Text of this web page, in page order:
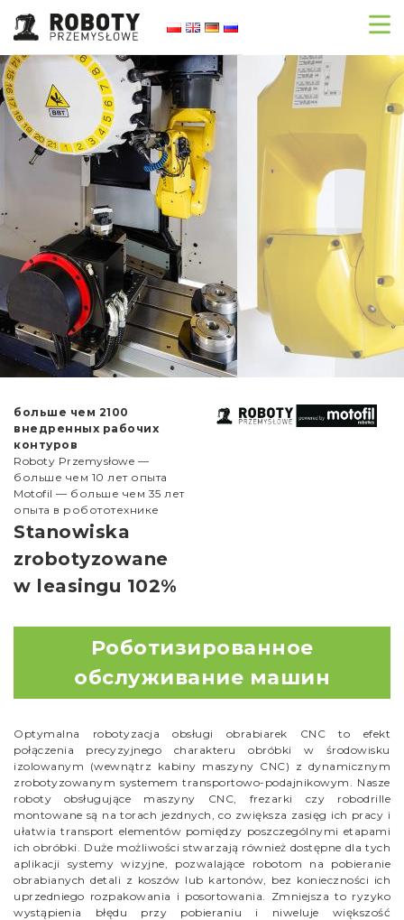
больше чем 2100
внедренных рабочих
контуров
Roboty Przemysłowe —
больше чем 10 лет опыта
Motofil — больше чем 35 лет
опыта в робототехнике
Stanowiska
zrobotyzowane
w leasingu 102%
Роботизированное
обслуживание машин
Optymalna robotyzacja obsługi obrabiarek CNC to efekt
połączenia precyzyjnego charakteru obróbki w środowisku
izolowanym (wewnątrz kabiny maszyny CNC) z dynamicznym
zrobotyzowanym systemem transportowo-podajnikowym. Nasze
roboty obsługujące maszyny CNC, frezarki czy robodrille
montowane są na torach jezdnych, co zwiększa zasięg ich pracy i
ułatwia transport elementów pomiędzy poszczególnymi etapami
ich obróbki. Duże możliwości stwarzają również dostępne dla tych
aplikacji systemy wizyjne, pozwalające robotom na pobieranie
obrabianych detali z koszów lub kartonów, bez konieczności ich
uprzedniego rozpakowania i posortowania. Zmniejsza to ryzyko
wystąpienia błędu przy pobieraniu i niweluje większość